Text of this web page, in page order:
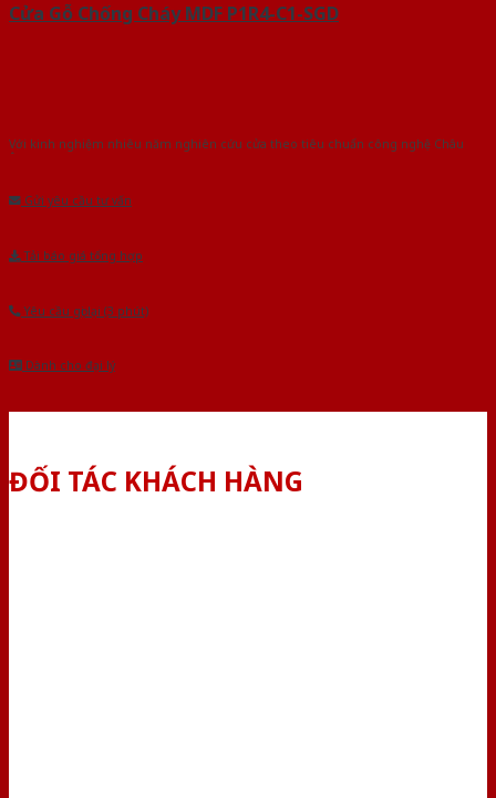
Cửa Gỗ Chống Cháy MDF P1R4-C1-SGD
Với kinh nghiệm nhiêu năm nghiên cứu cửa theo tiêu chuẩn công nghệ Châu
Gửi yêu cầu tư vấn
Tải báo giá tổng hợp
Yêu cầu gọi lại (3 phút)
Dành cho đại lý
ĐỐI TÁC KHÁCH HÀNG